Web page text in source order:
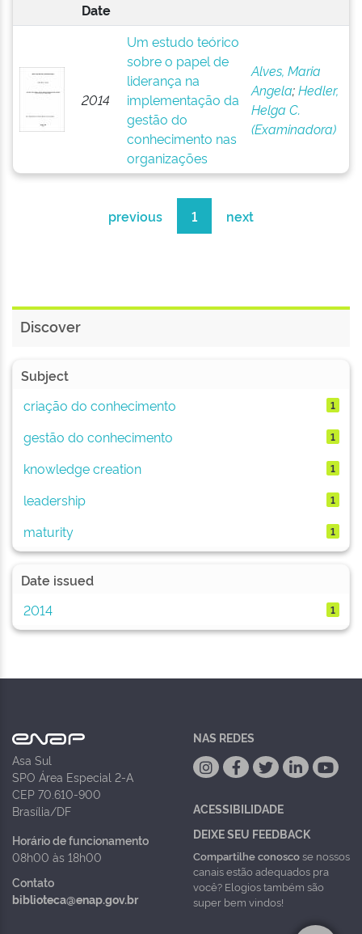
Date
2014
Um estudo teórico
sobre o papel de
liderança na
implementação da
gestão do
conhecimento nas
organizações
Alves, Maria
Angela;Hedler,
Helga C.
(Examinadora)
previous 1 next
Discover
Subject
criação do conhecimento
1
gestão do conhecimento 1
knowledge creation 1
leadership 1
maturity 1
Date issued
2014
1
Asa Sul
SPO Área Especial 2-A
CEP 70.610-900
Brasília/DF
Horário de funcionamento
08h00 às 18h00
Contato
biblioteca@enap.gov.br
NAS REDES
ACESSIBILIDADE
DEIXE SEU FEEDBACK
Compartilhe conoscose nossos
canais estão adequados pra
você? Elogios também são
super bem vindos!